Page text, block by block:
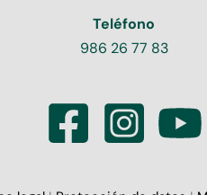
Teléfono
986 26 77 83